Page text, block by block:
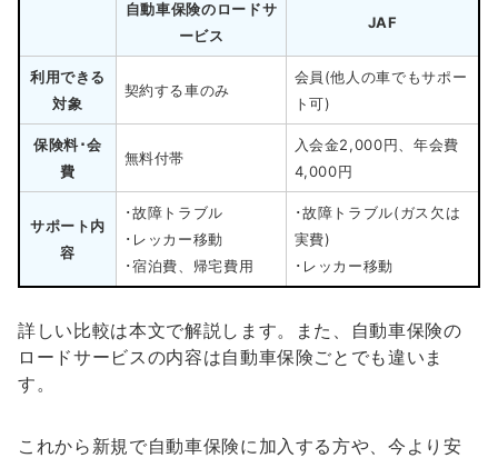
自動車保険のロードサ
ービス
JAF
利用できる
対象
契約する車のみ
会員(他人の車でもサポー
ト可)
保険料･会
費
無料付帯
入会金2,000円、年会費
4,000円
サポート内
容
･故障トラブル
･レッカー移動
･宿泊費、帰宅費用
･故障トラブル(ガス欠は
実費)
･レッカー移動
詳しい比較は本文で解説します。また、自動車保険の
ロードサービスの内容は自動車保険ごとでも違いま
す。
これから新規で自動車保険に加入する方や、今より安